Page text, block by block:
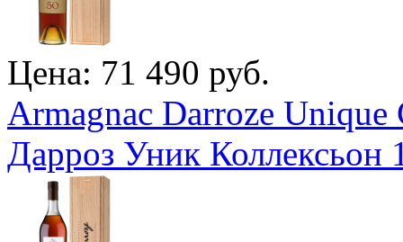
Цена: 71 490 руб.
Armagnac Darroze
Дарроз Уник Коллексьон